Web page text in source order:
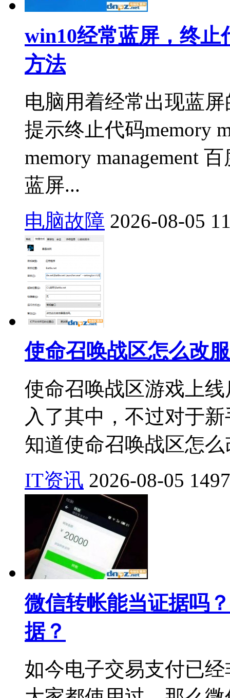
win10经常蓝屏，终止
方法
电脑用着经常出现蓝
提示终止代码memory
memory management
蓝屏...
电脑故障 2026-08-05
使命召唤战区怎么改
使命召唤战区游戏上
入了其中，不过对于
知道使命召唤战区怎
IT资讯 2026-08-05
微信转帐能当证据吗
据？
如今电子交易支付已